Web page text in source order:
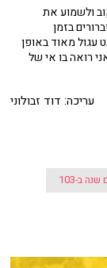
ולשמוע את
בזמן
עגול מאוד באופן
רואה בו אי של
עריכה: דוד זבולוני
ב-103